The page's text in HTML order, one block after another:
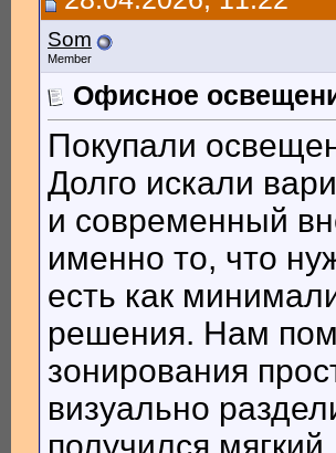
Som
Member
Офисное
Покупали
Долго искали
и современный
именно то, что
есть как
решения. Нам
зонирования
визуально